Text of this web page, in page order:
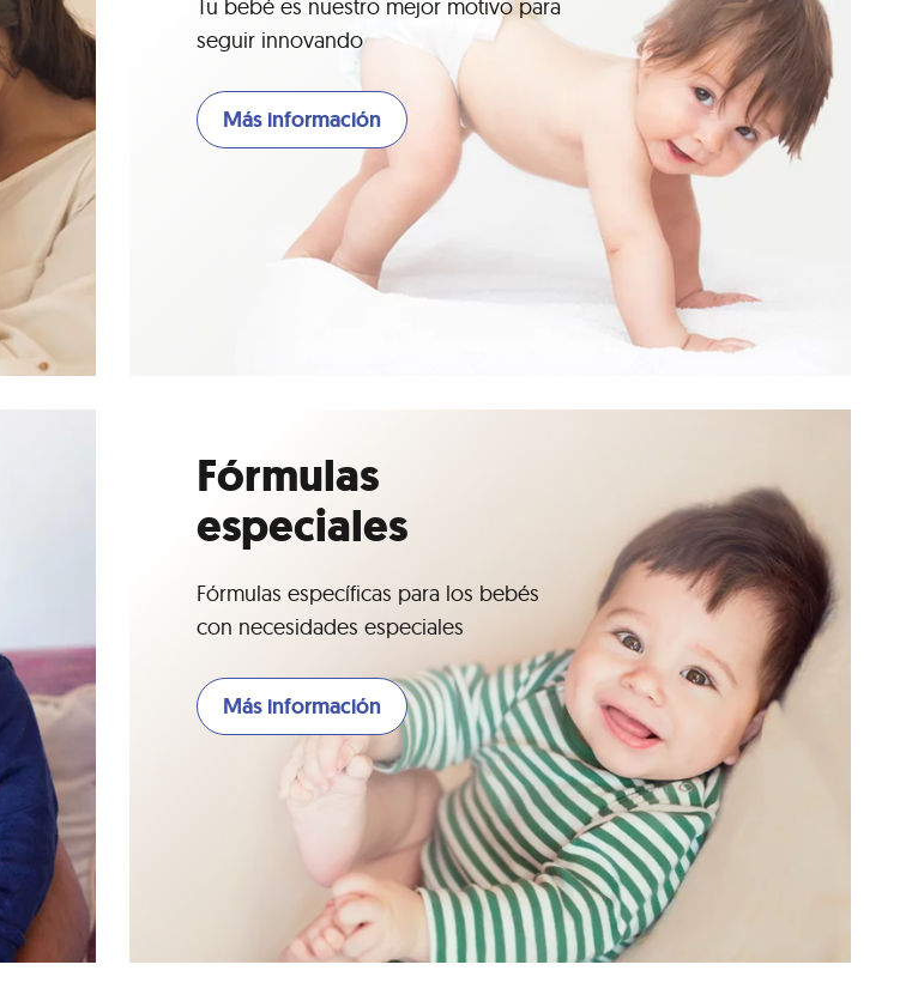
Tu bebé es nuestro mejor motivo para
seguir innovando
Más información
Fórmulas
especiales
Fórmulas específicas para los bebés
con necesidades especiales
Más información